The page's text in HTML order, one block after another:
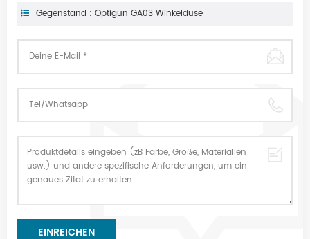
Gegenstand : Optigun GA03 Winkeldüse